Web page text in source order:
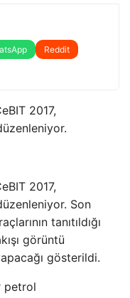
Reddit
2017,
2017,
Son
tanıtıldığı
görüntü
gösterildi.
petrol